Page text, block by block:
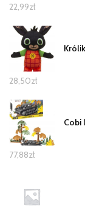
22,99zł
28,50zł
Cobi
77,88zł